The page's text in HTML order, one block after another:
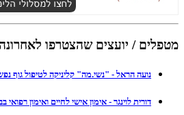
מטפלים / יועצים שהצטרפו לאחרונה
נועה הראל - "נשי.מה" קליניקה לטיפול גוף
דורית לוינגר - אימון אישי לחיים ואימון רפואי